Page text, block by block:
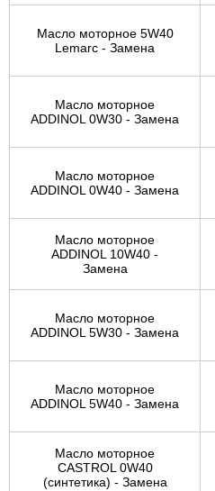
Масло моторное 5W40
Lemarc - Замена
Масло моторное
ADDINOL 0W30 - Замена
Масло моторное
ADDINOL 0W40 - Замена
Масло моторное
ADDINOL 10W40 -
Замена
Масло моторное
ADDINOL 5W30 - Замена
Масло моторное
ADDINOL 5W40 - Замена
Масло моторное
CASTROL 0W40
(синтетика) - Замена